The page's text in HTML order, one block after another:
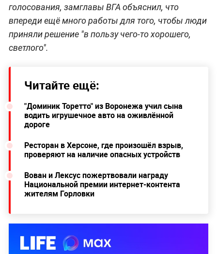
голосования, замглавы ВГА объяснил, что
впереди ещё много работы для того, чтобы люди
приняли решение "в пользу чего-то хорошего,
светлого".
Читайте ещё:
"Доминик Торетто" из Воронежа учил сына
водить игрушечное авто на оживлённой
дороге
Ресторан в Херсоне, где произошёл взрыв,
проверяют на наличие опасных устройств
Вован и Лексус пожертвовали награду
Национальной премии интернет-контента
жителям Горловки